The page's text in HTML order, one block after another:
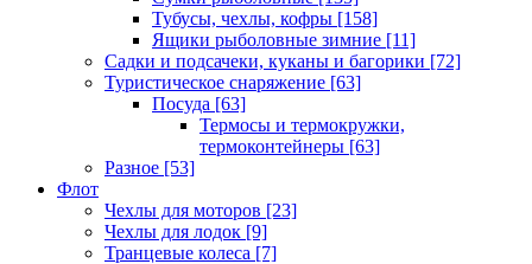
Тубусы, чехлы, кофры [158]
Ящики рыболовные зимние [11]
Садки и подсачеки, куканы и багорики [72]
Туристическое снаряжение [63]
Посуда [63]
Термосы и термокружки,
термоконтейнеры [63]
Разное [53]
Флот
Чехлы для моторов [23]
Чехлы для лодок [9]
Транцевые колеса [7]